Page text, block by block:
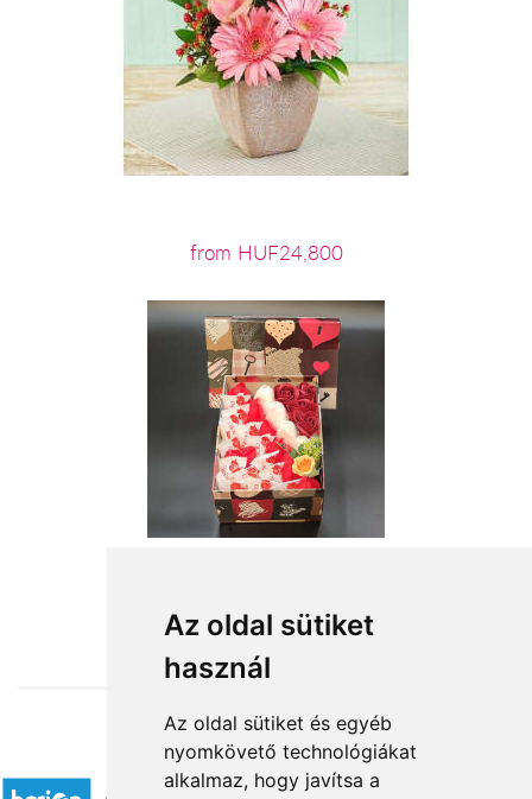
Az oldal sütiket
használ
Az oldal sütiket és egyéb
nyomkövető technológiákat
alkalmaz, hogy javítsa a
from HUF24,800
Accepted payment methods